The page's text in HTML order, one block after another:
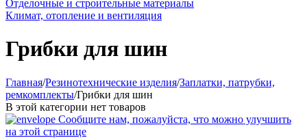
Отделочные и строительные материалы
Климат, отопление и вентиляция
Грибки для шин
Главная/Резинотехнические изделия/Заплатки, патрубки,
ремкомплекты/Грибки для шин
В этой категории нет товаров
Сообщите нам, пожалуйста, что можно улучшить
на этой странице